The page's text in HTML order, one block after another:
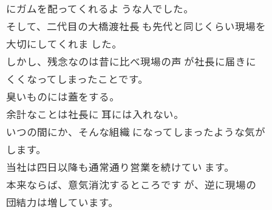
にガムを配ってくれるよ うな人でした。
そして、二代目の大橋渡社長 も先代と同じくらい現場を
大切にしてくれま した。
しかし、残念なのは昔に比べ現場の声 が社長に届きに
くくなってしまったことです。
臭いものには蓋をする。
余計なことは社長に 耳には入れない。
いつの間にか、そんな組織 になってしまったような気が
します。
当社は四日以降も通常通り営業を続けてい ます。
本来ならば、意気消沈するところです が、逆に現場の
団結力は増しています。